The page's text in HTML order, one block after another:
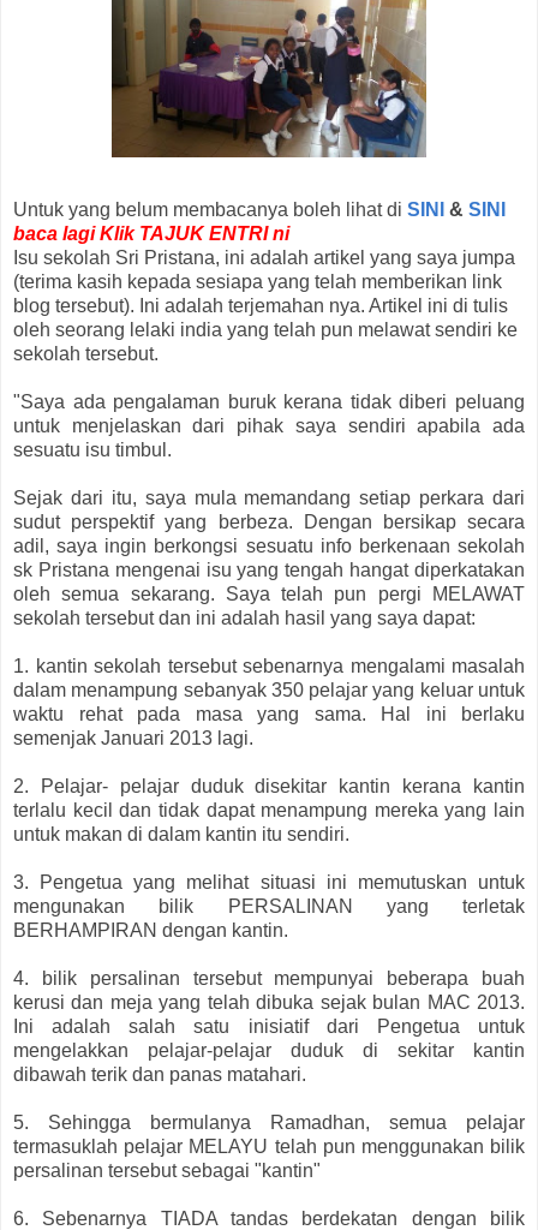
Untuk yang belum membacanya boleh lihat di SINI & SINI
baca lagi Klik TAJUK ENTRI ni
Isu sekolah Sri Pristana, ini adalah artikel yang saya jumpa
(terima kasih kepada sesiapa yang telah memberikan link
blog tersebut). Ini adalah terjemahan nya. Artikel ini di tulis
oleh seorang lelaki india yang telah pun melawat sendiri ke
sekolah tersebut.
"Saya ada pengalaman buruk kerana tidak diberi peluang
untuk menjelaskan dari pihak saya sendiri apabila ada
sesuatu isu timbul.
Sejak dari itu, saya mula memandang setiap perkara dari
sudut perspektif yang berbeza. Dengan bersikap secara
adil, saya ingin berkongsi sesuatu info berkenaan sekolah
sk Pristana mengenai isu yang tengah hangat diperkatakan
oleh semua sekarang. Saya telah pun pergi MELAWAT
sekolah tersebut dan ini adalah hasil yang saya dapat:
1. kantin sekolah tersebut sebenarnya mengalami masalah
dalam menampung sebanyak 350 pelajar yang keluar untuk
waktu rehat pada masa yang sama. Hal ini berlaku
semenjak Januari 2013 lagi.
2. Pelajar- pelajar duduk disekitar kantin kerana kantin
terlalu kecil dan tidak dapat menampung mereka yang lain
untuk makan di dalam kantin itu sendiri.
3. Pengetua yang melihat situasi ini memutuskan untuk
mengunakan bilik PERSALINAN yang terletak
BERHAMPIRAN dengan kantin.
4. bilik persalinan tersebut mempunyai beberapa buah
kerusi dan meja yang telah dibuka sejak bulan MAC 2013.
Ini adalah salah satu inisiatif dari Pengetua untuk
mengelakkan pelajar-pelajar duduk di sekitar kantin
dibawah terik dan panas matahari.
5. Sehingga bermulanya Ramadhan, semua pelajar
termasuklah pelajar MELAYU telah pun menggunakan bilik
persalinan tersebut sebagai "kantin"
6. Sebenarnya TIADA tandas berdekatan dengan bilik